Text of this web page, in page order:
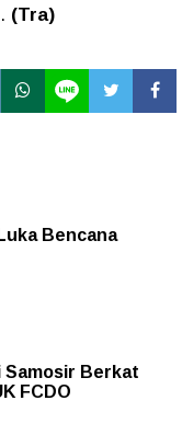
(Tra)
Bencana
Samosir Berkat
FCDO